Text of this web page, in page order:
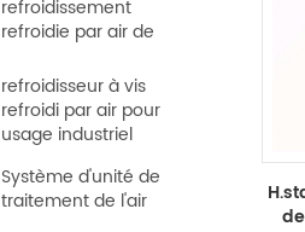
refroidissement
refroidie par air de
refroidisseur à vis
refroidi par air pour
usage industriel
Système d'unité de
traitement de l'air